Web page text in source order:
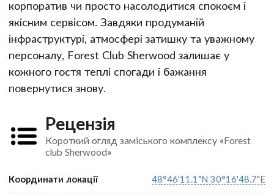
корпоратив чи просто насолодитися спокоєм і
якісним сервісом. Завдяки продуманій
інфраструктурі, атмосфері затишку та уважному
персоналу, Forest Club Sherwood залишає у
кожного гостя теплі спогади і бажання
повернутися знову.
Рецензія
Короткий огляд заміського комплексу «Forest
club Sherwood»
Координати локації 48°46'11.1"N 30°16'48.7"E